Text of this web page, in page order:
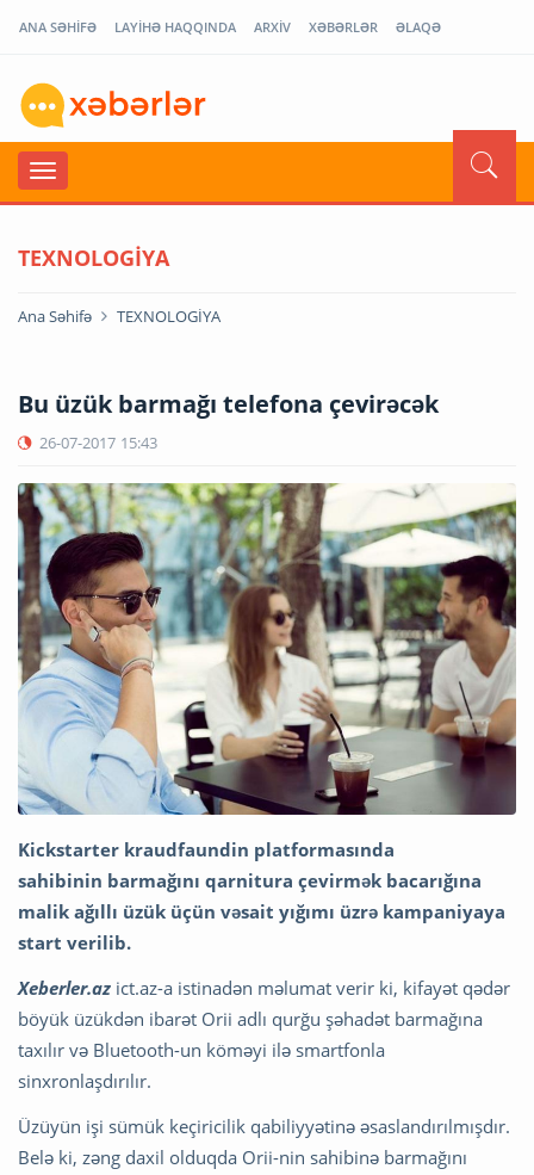
ANA SƏHİFƏ LAYİHƏ HAQQINDA ARXİV XƏBƏRLƏR ƏLAQƏ
TEXNOLOGİYA
Ana Səhifə TEXNOLOGİYA
Bu üzük barmağı telefona çevirəcək
26-07-2017 15:43
Kickstarter kraudfaundin platformasında
sahibinin barmağını qarnitura çevirmək bacarığına
malik ağıllı üzük üçün vəsait yığımı üzrə kampaniyaya
start verilib.
Xeberler.az ict.az-a istinadən məlumat verir ki, kifayət qədər
böyük üzükdən ibarət Orii adlı qurğu şəhadət barmağına
taxılır və Bluetooth-un köməyi ilə smartfonla
sinxronlaşdırılır.
Üzüyün işi sümük keçiricilik qabiliyyətinə əsaslandırılmışdır.
Belə ki, zəng daxil olduqda Orii-nin sahibinə barmağını